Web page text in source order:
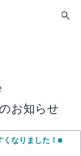
お知らせ
なりました！■